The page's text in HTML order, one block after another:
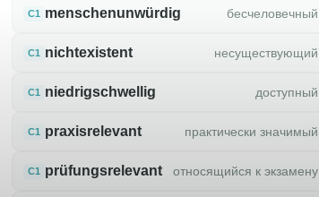
C1 menschenunwürdig бесчеловечный
C1 nichtexistent несуществующий
C1 niedrigschwellig доступный
C1 praxisrelevant практически значимый
C1 prüfungsrelevant относящийся к экзамену